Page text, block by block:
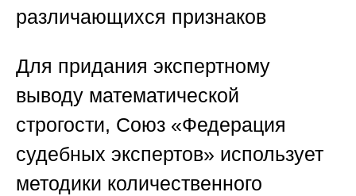
различающихся признаков
Для придания экспертному
выводу математической
строгости, Союз «Федерация
судебных экспертов» использует
методики количественного